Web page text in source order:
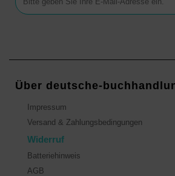
Über deutsche-
Impressum
Versand & Zahlungsbedingungen
Widerruf
Batteriehinweis
AGB